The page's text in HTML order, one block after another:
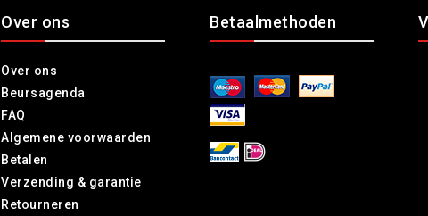
Over ons
Over ons
Beursagenda
FAQ
Algemene voorwaarden
Betalen
Verzending & garantie
Retourneren
Betaalmethoden